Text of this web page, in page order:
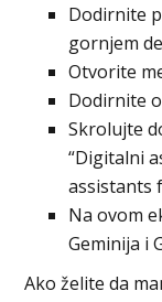
Dodirnite
gornjem
Otvorite
Dodirnite
Skrolujte
“Digitalni
assistants
Na ovom
Geminija i
Ako želite da